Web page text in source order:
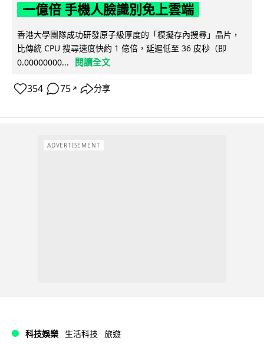
一億倍 手機人臉識別免上雲端
香港大學團隊成功研發原子級厚度的「模擬存內搜尋」晶片，
比傳統 CPU 搜尋速度快約 1 億倍，延遲低至 36 皮秒（即
0.00000000...
閱讀全文
354 75 ↗ 分享
ADVERTISEMENT
科技娛樂 生活科技 旅遊